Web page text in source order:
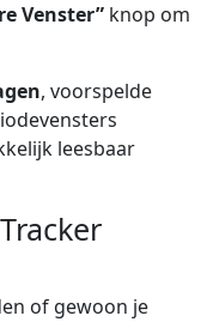
Venster” knop om
, voorspelde
leesbaar
of gewoon je